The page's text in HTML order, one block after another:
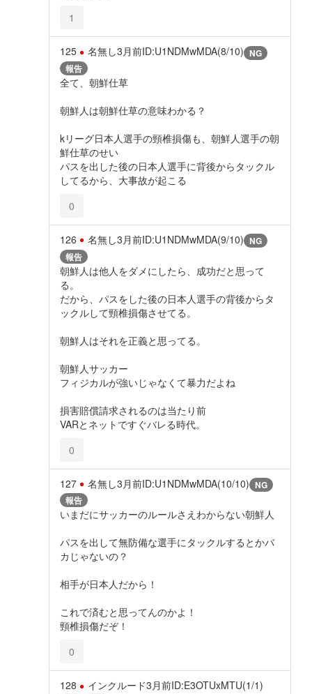
1
125 名無し3月前ID:U1NDMwMDA(8/10) NG
報告
全て、朝鮮仕草
朝鮮人は朝鮮仕草の意味わかる？
kリーグ日本人選手の頸椎損傷も、朝鮮人選手の朝
鮮仕草のせい
パスを出した後の日本人選手に背後からタックル
してるから、大事故が起こる
0
126 名無し3月前ID:U1NDMwMDA(9/10) NG
報告
朝鮮人は他人をダメにしたら、成功だと思って
る。
だから、パスをした後の日本人選手の背後からタ
ックルして頸椎損傷させてる。
朝鮮人はそれを正義と思ってる。
朝鮮人サッカー
フィジカルが強いじゃなくて暴力だよね
損害賠償請求されるのは当たり前
VARとネットですぐバレる時代。
0
127 名無し3月前ID:U1NDMwMDA(10/10) NG
報告
いまだにサッカーのルールさえわからない朝鮮人
パスを出して無防備な選手にタックルするとかバ
カじゃないの？
相手が日本人だから！
これで済むと思ってんのかよ！
頸椎損傷だぞ！
0
128 インクルード3月前ID:E3OTUxMTU(1/1)